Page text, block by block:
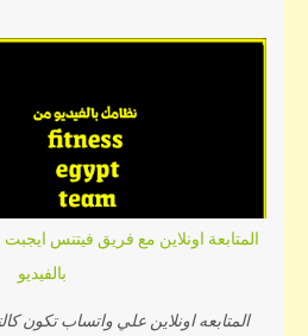
الساقين والوقاية من حدوث الدوالي
تابعي القراءة معنا.... ما هي أعراض
الأحيان وعند أغلب الأشخاص تقتصر
فقط ولا تشكل مصدر إزعاج أي لا
كل ما في الأمر هو ظهور الدوالي في
أرجوانية وقد تكون بارزة متورمة أو
أخري تكون الدوالي كثيفة وملتفة
وأبرزها الأعراض التالية: الشعور بثقل
المتابعة اونلاين مع فريق فيتنس
بالفيديو
المتابعه اونلاين علي واتساب تكون